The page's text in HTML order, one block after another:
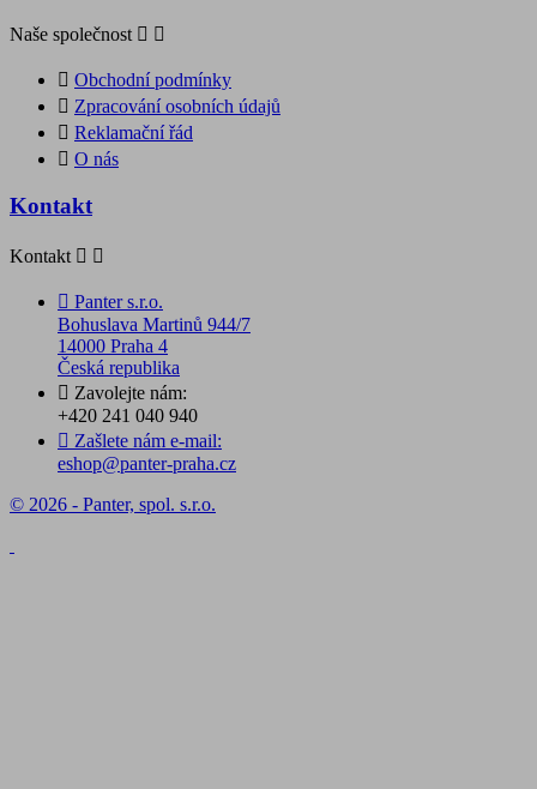
Naše společnost  
 Obchodní podmínky
 Zpracování osobních údajů
 Reklamační řád
 O nás
Kontakt
Kontakt  
 Panter s.r.o.
Bohuslava Martinů 944/7
14000 Praha 4
Česká republika
 Zavolejte nám:
+420 241 040 940
 Zašlete nám e-mail:
eshop@panter-praha.cz
© 2026 - Panter, spol. s.r.o.